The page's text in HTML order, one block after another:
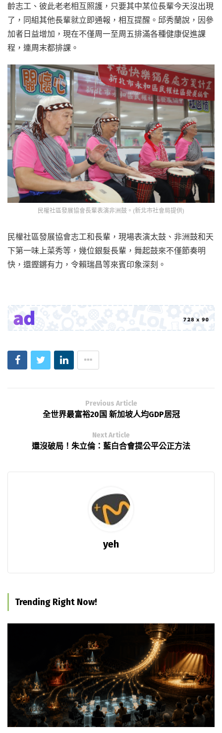
齡志工、彼此老老相互照護，只要其中某位長輩今天沒出現
了，同組其他長輩就立即通報，相互提醒。邱秀蘭說，因參
加者日益增加，現在不僅周一至周五排滿各種健康促進課
程，連周末都排課。
民權社區發展協會長輩表演非洲鼓。(新北市社會局提供)
民權社區發展協會志工和長輩，現場表演太鼓、非洲鼓和天
下第一味上菜秀等，幾位銀髮長輩，舞起鼓來不僅節奏明
快，還鏗鏘有力，令賴瑞昌等來賓印象深刻。
Previous Article
全世界最富裕20国 新加坡人均GDP居冠
Next Article
還沒破局！朱立倫：藍白合會提公平公正方法
yeh
Trending Right Now!